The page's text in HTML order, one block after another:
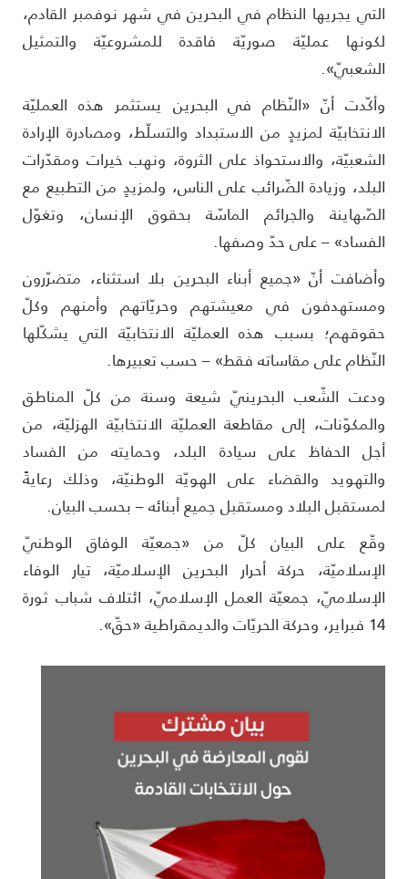
يجريها النظام في البحرين في شهر نوفمبر القادم،
عمليّة صوريّة فاقدة للمشروعيّة والتمثيل
أنّ «النّظام في البحرين يستثمر هذه العمليّة
لمزيدٍ من الاستبداد والتسلّط، ومصادرة الإرادة
والاستحواذ على الثروة، ونهب خيرات ومقدّرات
وزيادة الضّرائب على الناس، ولمزيدٍ من التطبيع مع
والجرائم الماسّة بحقوق الإنسان، وتغوّل
– على حدّ وصفها.
أنّ «جميع أبناء البحرين بلا استثناء، متضرّرون
في معيشتهم وحريّاتهم وأمنهم وكلّ
بسبب هذه العمليّة الانتخابيّة التي يشكّلها
على مقاساته فقط» – حسب تعبيرها.
الشّعب البحرينيّ شيعة وسنة من كلّ المناطق
إلى مقاطعة العمليّة الانتخابيّة الهزليّة، من
الحفاظ على سيادة البلد، وحمايته من الفساد
والقضاء على الهويّة الوطنيّة، وذلك رعايةً
البلاد ومستقبل جميع أبنائه – بحسب البيان.
على البيان كلّ من «جمعيّة الوفاق الوطنيّ
حركة أحرار البحرين الإسلاميّة، تيار الوفاء
جمعيّة العمل الإسلاميّ، ائتلاف شباب ثورة